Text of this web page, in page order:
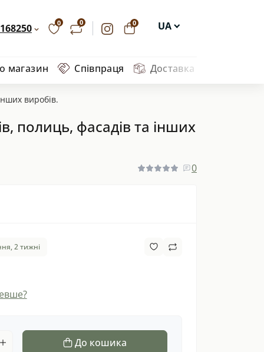
0 0 0 UA
DE
магазин Співпраця Доставка та оплата
виробів.
полиць, фасадів та інших
0
2 тижні
До кошика